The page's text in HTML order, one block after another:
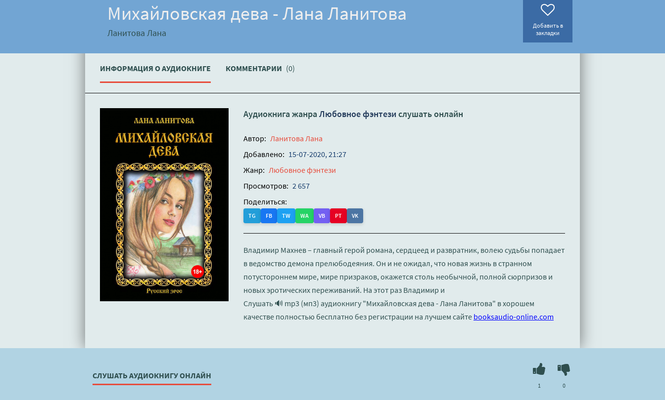
Михайловская дева - Лана Ланитова
Ланитова Лана
Добавить в
закладки
ИНФОРМАЦИЯ О АУДИОКНИГЕ КОММЕНТАРИИ (0)
Аудиокнига жанра Любовное фэнтези слушать онлайн
Автор: Ланитова Лана
Добавлено: 15-07-2020, 21:27
Жанр: Любовное фэнтези
Просмотров: 2 657
Поделиться:
TG FB TW WA VB PT VK
Владимир Махнев – главный герой романа, сердцеед и развратник, волею судьбы попадает
в ведомство демона прелюбодеяния. Он и не ожидал, что новая жизнь в странном
потустороннем мире, мире призраков, окажется столь необычной, полной сюрпризов и
новых эротических переживаний. На этот раз Владимир и
Слушать 🔊 mp3 (мп3) аудиокнигу "Михайловская дева - Лана Ланитова" в хорошем
качестве полностью бесплатно без регистрации на лучшем сайте booksaudio-online.com
СЛУШАТЬ АУДИОКНИГУ ОНЛАЙН
1 0